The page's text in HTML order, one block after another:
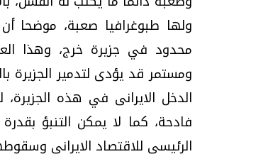
ولها طبوغرافيا صعبة، موضحا
محدود في جزيرة خرج، وهذا
الدخل الايرانى في هذه
فادحة، كما لا يمكن التنبؤ
الرئيسى للاقتصاد الايرانى